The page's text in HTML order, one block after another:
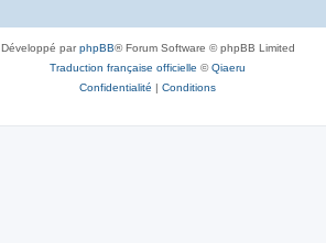
Développé parphpBB® Forum Software © phpBB Limited
Traduction française officielle ©Qiaeru
Confidentialité | Conditions